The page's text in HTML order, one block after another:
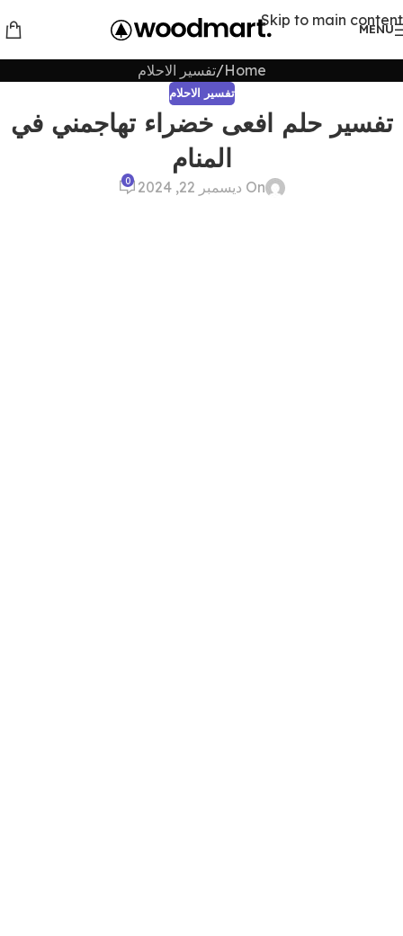
Skip to main content
MENU
Home تفسير الاحلام
تفسير الاحلام
تفسير حلم افعى خضراء تهاجمني في
المنام
On ديسمبر 22, 2024 0